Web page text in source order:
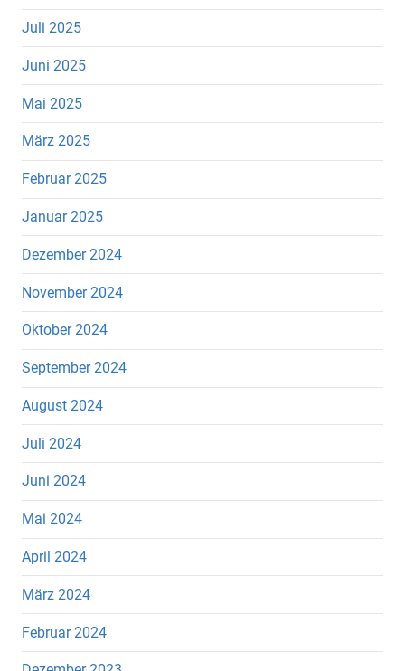
Juli 2025
Juni 2025
Mai 2025
März 2025
Februar 2025
Januar 2025
Dezember 2024
November 2024
Oktober 2024
September 2024
August 2024
Juli 2024
Juni 2024
Mai 2024
April 2024
März 2024
Februar 2024